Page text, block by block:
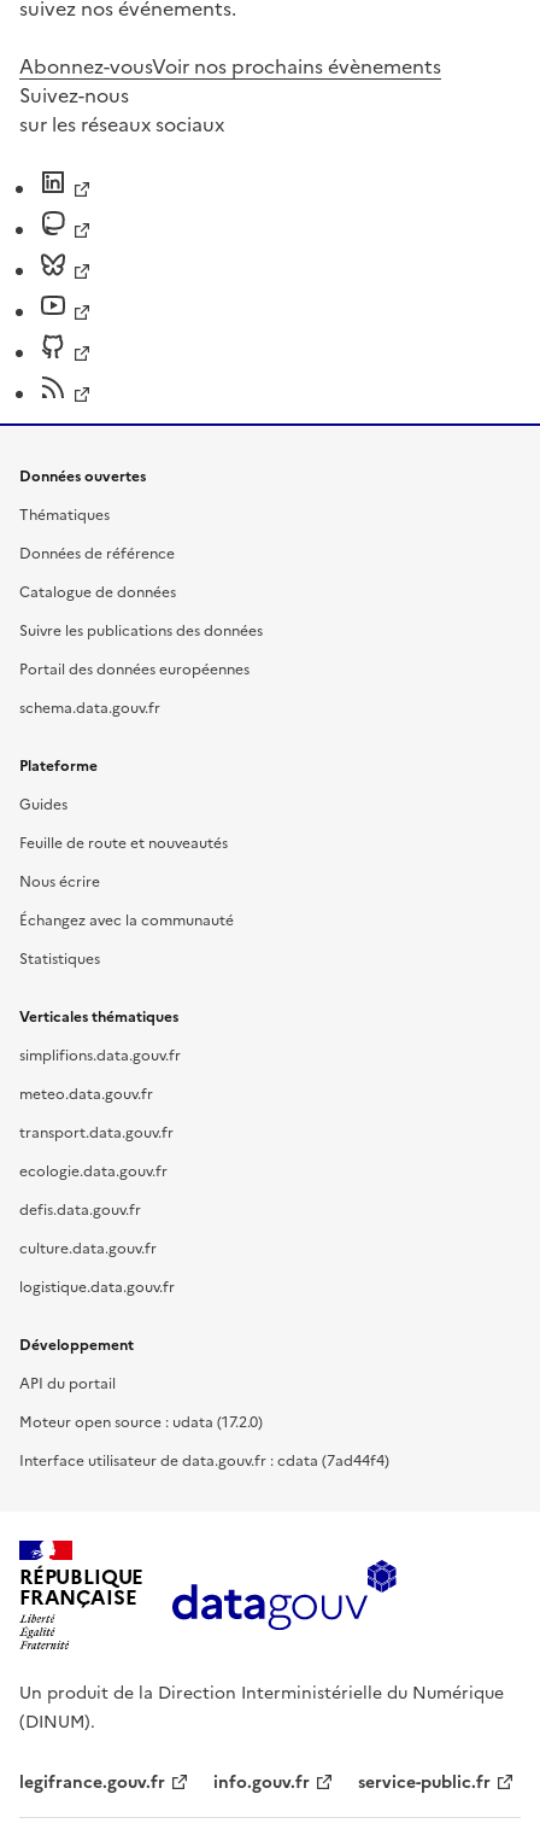
suivez nos événements.
Abonnez-vousVoir nos prochains évènements
Suivez-nous
sur les réseaux sociaux
Données ouvertes
Thématiques
Données de référence
Catalogue de données
Suivre les publications des données
Portail des données européennes
schema.data.gouv.fr
Plateforme
Guides
Feuille de route et nouveautés
Nous écrire
Échangez avec la communauté
Statistiques
Verticales thématiques
simplifions.data.gouv.fr
meteo.data.gouv.fr
transport.data.gouv.fr
ecologie.data.gouv.fr
defis.data.gouv.fr
culture.data.gouv.fr
logistique.data.gouv.fr
Développement
API du portail
Moteur open source : udata (17.2.0)
Interface utilisateur de data.gouv.fr : cdata (7ad44f4)
RÉPUBLIQUE
FRANÇAISE
Un produit de la Direction Interministérielle du Numérique
(DINUM).
legifrance.gouv.fr info.gouv.fr service-public.fr